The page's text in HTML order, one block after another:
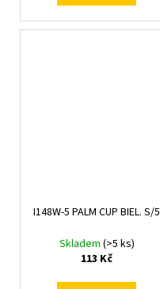
I148W-5 PALM CUP BIEL. S/5
Skladem (>5 ks)
113 Kč